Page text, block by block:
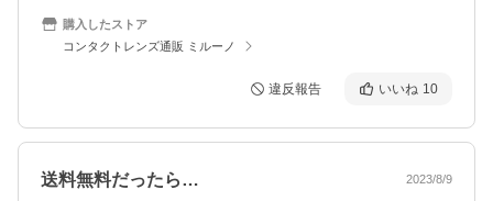
購入したストア
コンタクトレンズ通販 ミルーノ
違反報告 いいね 10
送料無料だったら… 2023/8/9